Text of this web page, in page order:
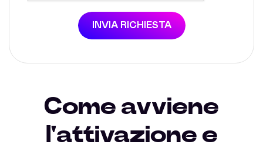
INVIA RICHIESTA
Come avviene
l'attivazione e